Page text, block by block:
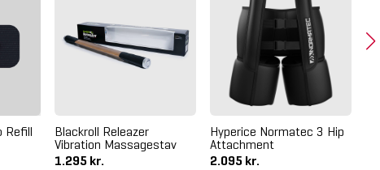
Refill
Blackroll Releazer
Vibration Massagestav
1.295 kr.
Hyperice Normatec 3 Hip
Attachment
2.095 kr.